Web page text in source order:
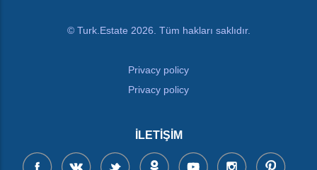
© Turk.Estate 2026. Tüm hakları saklıdır.
Privacy policy
Privacy policy
İLETIŞIM